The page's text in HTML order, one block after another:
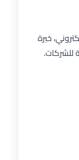
خبرة